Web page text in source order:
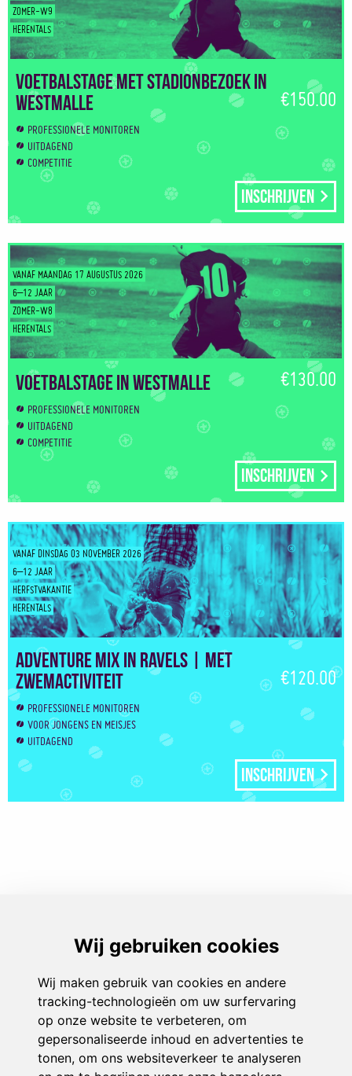
ZOMER-W9
HERENTALS
Voetbalstage met stadionbezoek in
Westmalle
€150.00
PROFESSIONELE MONITOREN
UITDAGEND
COMPETITIE
Inschrijven
VANAF MAANDAG 17 AUGUSTUS 2026
6–12 JAAR
ZOMER-W8
HERENTALS
Voetbalstage in Westmalle €130.00
PROFESSIONELE MONITOREN
UITDAGEND
COMPETITIE
Inschrijven
VANAF DINSDAG 03 NOVEMBER 2026
6–12 JAAR
HERFSTVAKANTIE
HERENTALS
Adventure Mix in Ravels | Met
zwemactiviteit
€120.00
PROFESSIONELE MONITOREN
VOOR JONGENS EN MEISJES
UITDAGEND
Inschrijven
Aanbod